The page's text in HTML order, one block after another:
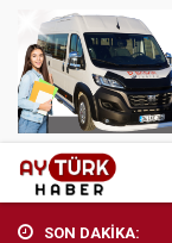
SON DAKİKA: